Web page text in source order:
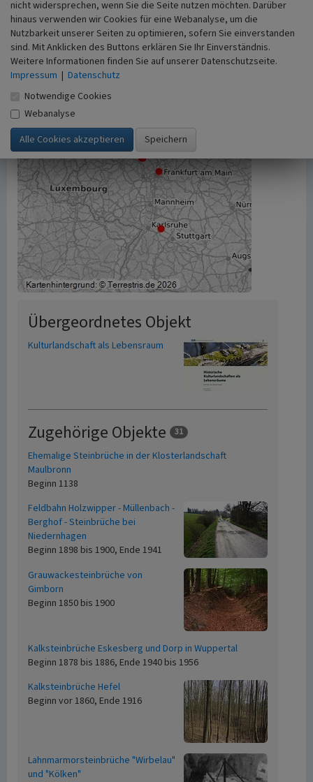
344450(Abgerufen: 6. August 2026)
Übergeordnetes Objekt
Kulturlandschaft als Lebensraum
Zugehörige Objekte 31
Ehemalige Steinbrüche in der Klosterlandschaft
Maulbronn
Beginn 1138
Feldbahn Holzwipper - Müllenbach -
Berghof - Steinbrüche bei
Niedernhagen
Beginn 1898 bis 1900, Ende 1941
Grauwackesteinbrüche von
Gimborn
Beginn 1850 bis 1900
Kalksteinbrüche Eskesberg und Dorp in Wuppertal
Beginn 1878 bis 1886, Ende 1940 bis 1956
Kalksteinbrüche Hefel
Beginn vor 1860, Ende 1916
Lahnmarmorsteinbrüche "Wirbelau"
und "Kölken"
nicht widersprechen, wenn Sie die Seite nutzen möchten. Darüber
hinaus verwenden wir Cookies für eine Webanalyse, um die
Nutzbarkeit unserer Seiten zu optimieren, sofern Sie einverstanden
sind. Mit Anklicken des Buttons erklären Sie Ihr Einverständnis.
Weitere Informationen finden Sie auf unserer Datenschutzseite.
Impressum | Datenschutz
Notwendige Cookies
Webanalyse